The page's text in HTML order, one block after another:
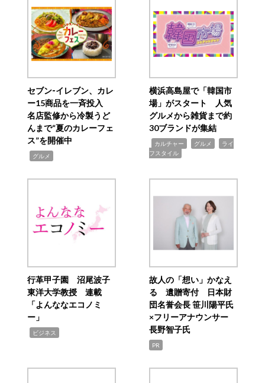
セブン‐イレブン、カレ
ー15商品を一斉投入
名店監修から冷製うど
んまで“夏のカレーフェ
ス”を開催中
グルメ
横浜高島屋で「韓国市
場」がスタート 人気
グルメから雑貨まで約
30ブランドが集結
カルチャー グルメ
ライ
フスタイル
行革甲子園 沼尾波子
東洋大学教授 連載
「よんななエコノミ
ー」
ビジネス
故人の「想い」かなえ
る 遺贈寄付 日本財
団名誉会長 笹川陽平氏
×フリーアナウンサー
長野智子氏
PR